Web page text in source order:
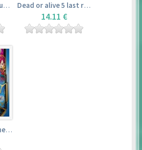
Taie d’oreiller de kurosawa dia (160x50cm) – love live! sunshine!! Dead or alive 5 last round master guide
14.11 €
Super dragon ball heroes : official 4 pocket binder set